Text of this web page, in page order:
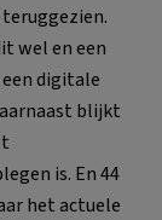
wel en een
digitale
blijkt
is. En 44
het actuele